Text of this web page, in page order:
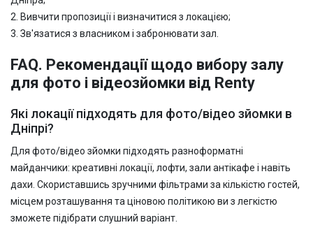
2. Вивчити пропозиції і визначитися з локацією;
3. Зв'язатися з власником і забронювати зал.
FAQ. Рекомендації щодо вибору залу
для фото і відеозйомки від Renty
Які локації підходять для фото/відео зйомки в
Дніпрі?
Для фото/відео зйомки підходять разноформатні
майданчики: креативні локації, лофти, зали антікафе і навіть
дахи. Скориставшись зручними фільтрами за кількістю гостей,
місцем розташування та ціновою політикою ви з легкістю
зможете підібрати слушний варіант.